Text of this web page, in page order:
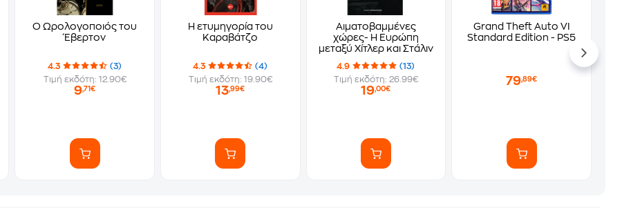
Ο Ωρολογοποιός του
Έβερτον
4.3
(3)
Τιμή εκδότη: 12.90€
9,71€
Η ετυμηγορία του
Καραβάτζο
4.3
(4)
Τιμή εκδότη: 19.90€
13,99€
Αιματοβαμμένες
χώρες- Η Ευρώπη
μεταξύ Χίτλερ και Στάλιν
4.9
(13)
Τιμή εκδότη: 26.99€
19,00€
Grand Theft Auto VI
Standard Edition - PS5
79,89€